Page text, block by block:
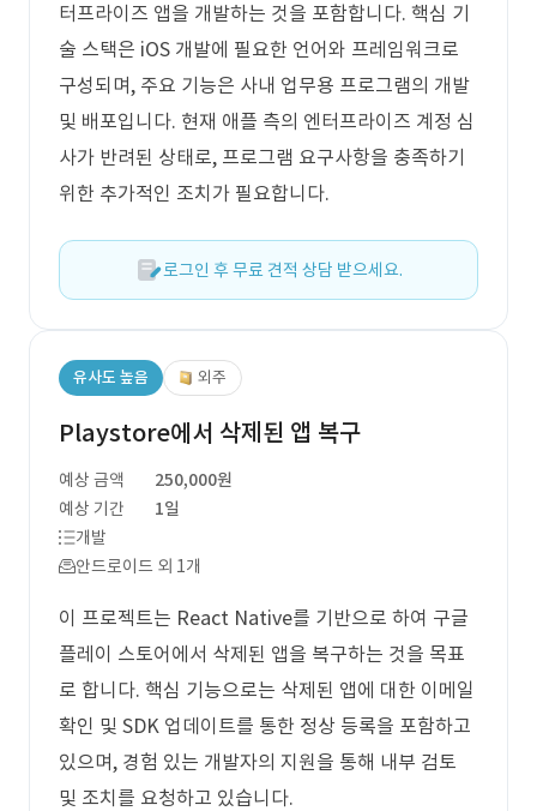
터프라이즈 앱을 개발하는 것을 포함합니다. 핵심 기
술 스택은 iOS 개발에 필요한 언어와 프레임워크로
구성되며, 주요 기능은 사내 업무용 프로그램의 개발
및 배포입니다. 현재 애플 측의 엔터프라이즈 계정 심
사가 반려된 상태로, 프로그램 요구사항을 충족하기
위한 추가적인 조치가 필요합니다.
로그인 후 무료 견적 상담 받으세요.
유사도 높음 외주
Playstore에서 삭제된 앱 복구
예상 금액
250,000원
예상 기간
1일
개발
안드로이드 외 1개
이 프로젝트는 React Native를 기반으로 하여 구글
플레이 스토어에서 삭제된 앱을 복구하는 것을 목표
로 합니다. 핵심 기능으로는 삭제된 앱에 대한 이메일
확인 및 SDK 업데이트를 통한 정상 등록을 포함하고
있으며, 경험 있는 개발자의 지원을 통해 내부 검토
및 조치를 요청하고 있습니다.